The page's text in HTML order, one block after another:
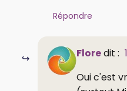
Répondre
Floredit :
Oui c'est